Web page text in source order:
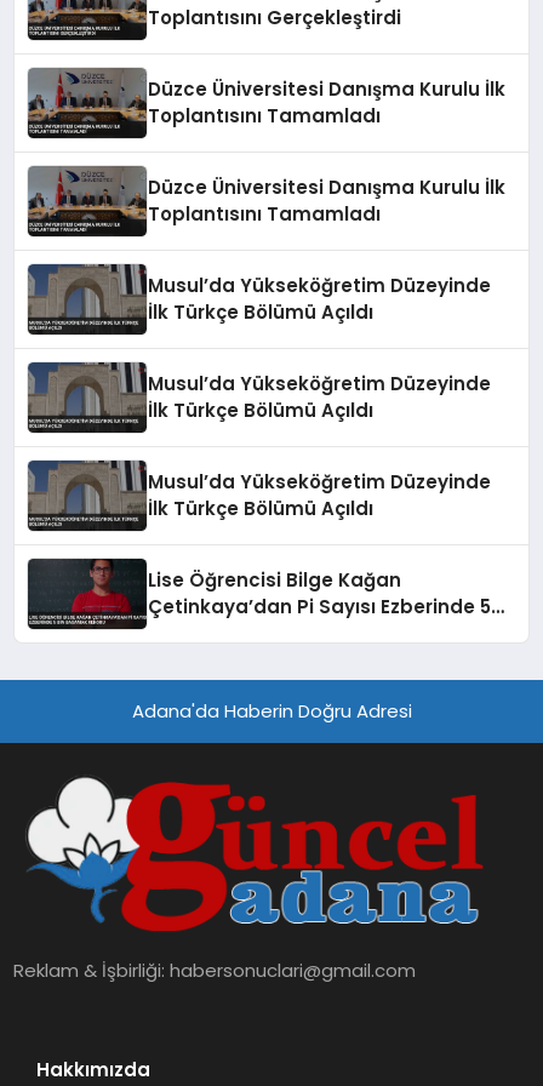
Toplantısını Gerçekleştirdi
Düzce Üniversitesi Danışma Kurulu İlk
Toplantısını Tamamladı
Düzce Üniversitesi Danışma Kurulu İlk
Toplantısını Tamamladı
Musul’da Yükseköğretim Düzeyinde
İlk Türkçe Bölümü Açıldı
Musul’da Yükseköğretim Düzeyinde
İlk Türkçe Bölümü Açıldı
Musul’da Yükseköğretim Düzeyinde
İlk Türkçe Bölümü Açıldı
Lise Öğrencisi Bilge Kağan
Çetinkaya’dan Pi Sayısı Ezberinde 5
Adana'da Haberin Doğru Adresi
Reklam & İşbirliği:habersonuclari@gmail.com
Hakkımızda